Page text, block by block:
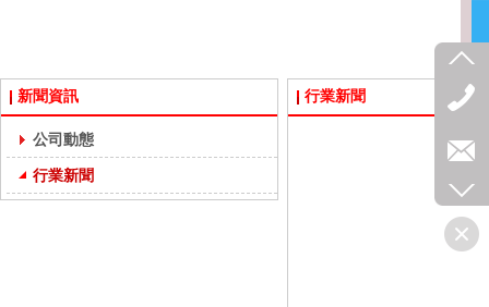
新聞資訊
公司動態
行業新聞
行業新聞